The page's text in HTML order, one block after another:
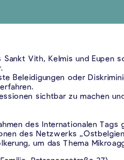
Vith, Kelmis und
Beleidigungen oder
sichtbar zu machen
des Internationalen Tags
des Netzwerks
um das Thema